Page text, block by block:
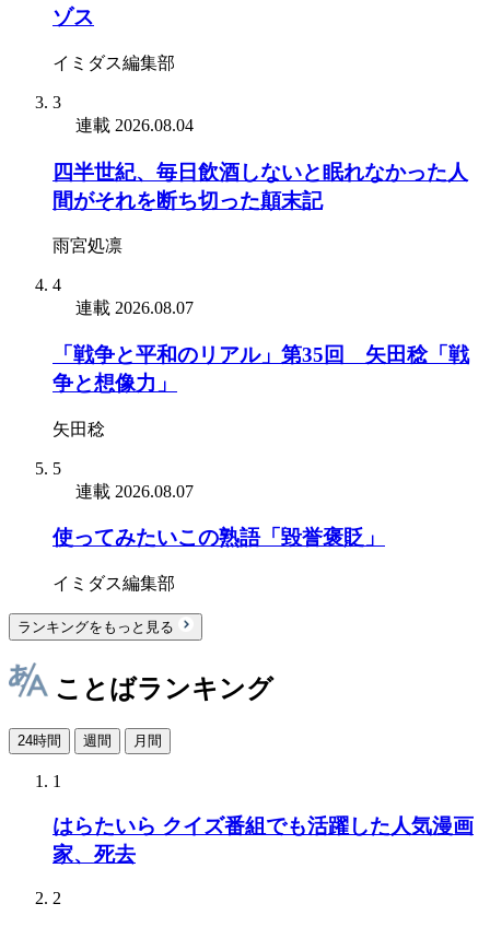
ゾス
イミダス編集部
3
連載 2026.08.04
四半世紀、毎日飲酒しないと眠れなかった人
間がそれを断ち切った顛末記
雨宮処凛
4
連載 2026.08.07
「戦争と平和のリアル」第35回 矢田稔「戦
争と想像力」
矢田稔
5
連載 2026.08.07
使ってみたいこの熟語「毀誉褒貶」
イミダス編集部
ランキングをもっと見る
ことばランキング
24時間 週間 月間
1
はらたいら クイズ番組でも活躍した人気漫画
家、死去
2